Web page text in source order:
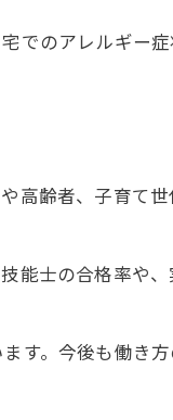
でのアレルギー
高齢者、子育て
能士の合格率や
す。今後も働き